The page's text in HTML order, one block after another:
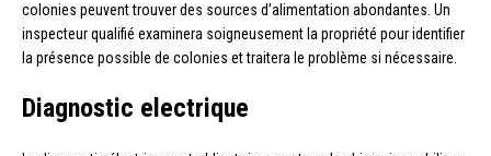
colonies peuvent trouver des sources d’alimentation abondantes. Un
inspecteur qualifié examinera soigneusement la propriété pour identifier
la présence possible de colonies et traitera le problème si nécessaire.
Diagnostic electrique